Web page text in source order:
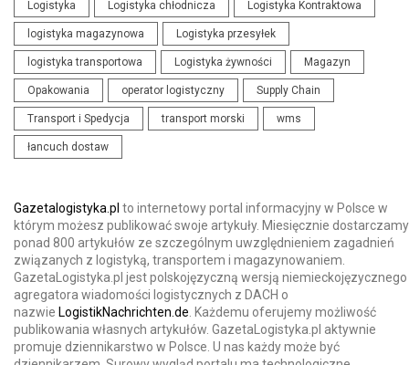
Logistyka Logistyka chłodnicza Logistyka Kontraktowa
logistyka magazynowa Logistyka przesyłek
logistyka transportowa Logistyka żywności Magazyn
Opakowania operator logistyczny Supply Chain
Transport i Spedycja transport morski wms
łancuch dostaw
Gazetalogistyka.pl to internetowy portal informacyjny w Polsce w
którym możesz publikować swoje artykuły. Miesięcznie dostarczamy
ponad 800 artykułów ze szczególnym uwzględnieniem zagadnień
związanych z logistyką, transportem i magazynowaniem.
GazetaLogistyka.pl jest polskojęzyczną wersją niemieckojęzycznego
agregatora wiadomości logistycznych z DACH o
nazwie LogistikNachrichten.de . Każdemu oferujemy możliwość
publikowania własnych artykułów. GazetaLogistyka.pl aktywnie
promuje dziennikarstwo w Polsce. U nas każdy może być